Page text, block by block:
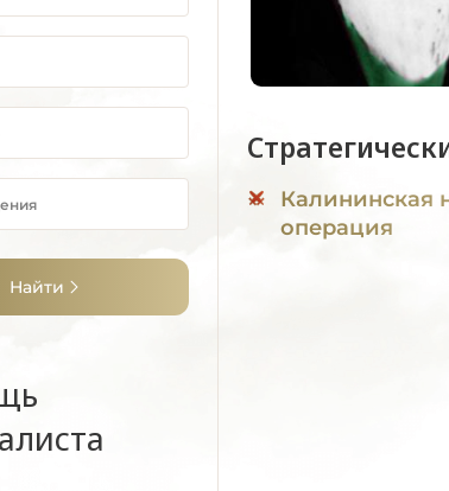
Найти
Калининская
операция